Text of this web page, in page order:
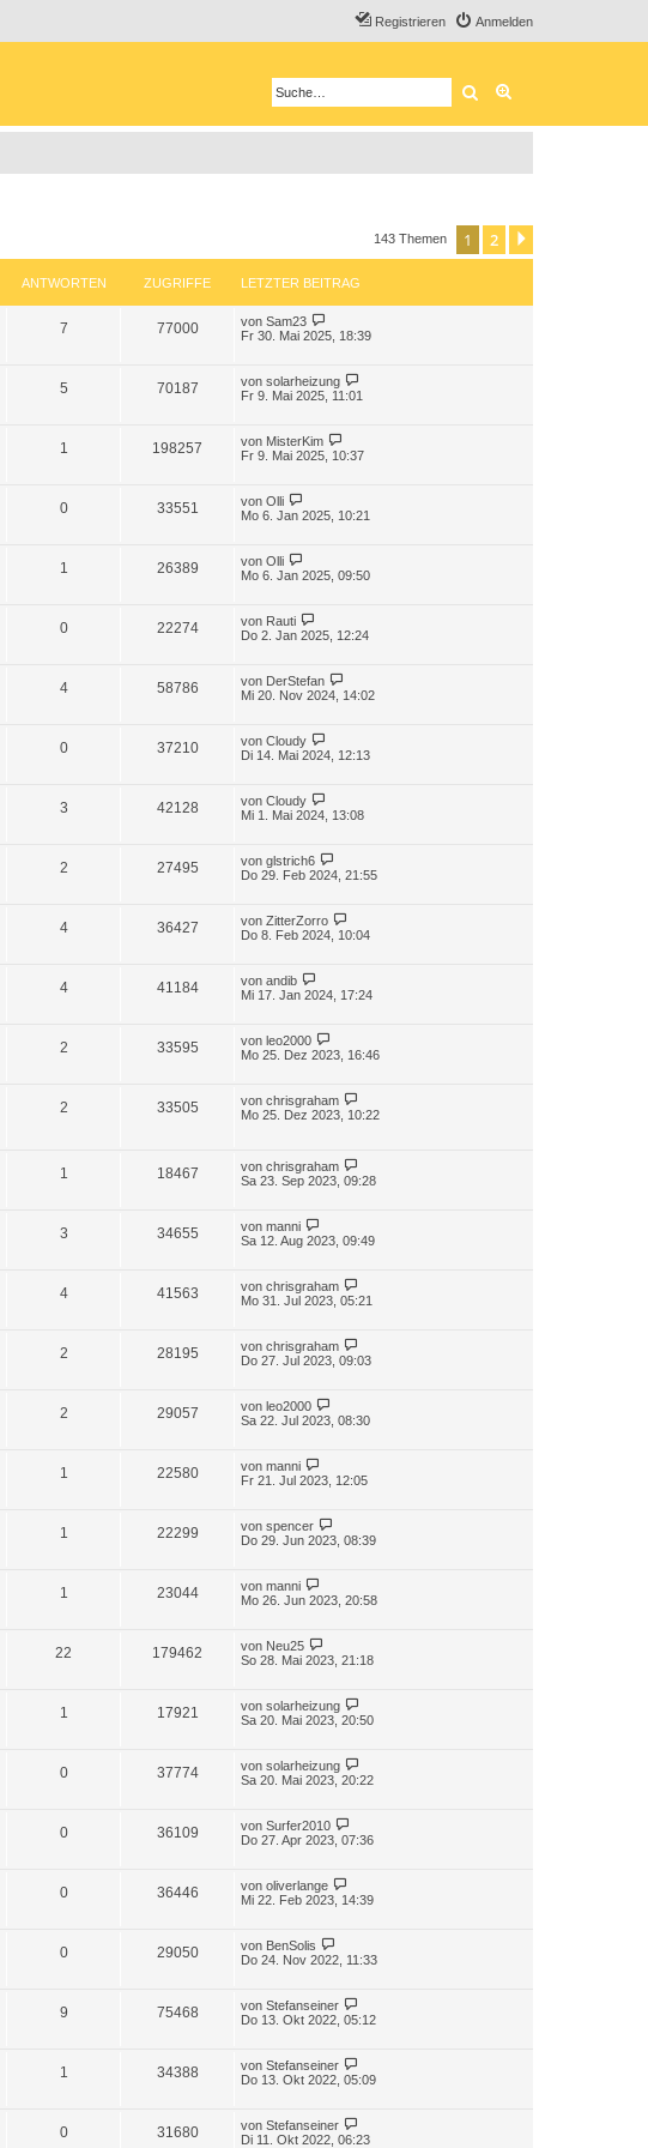
Anmelden
Registrieren
Suche
143 Themen 1 2
ANTWORTEN ZUGRIFFE LETZTER BEITRAG
7 77000 von Sam23
Fr 30. Mai 2025, 18:39
5 70187 von solarheizung
Fr 9. Mai 2025, 11:01
1 198257 von MisterKim
Fr 9. Mai 2025, 10:37
0 33551 von Olli
Mo 6. Jan 2025, 10:21
1 26389 von Olli
Mo 6. Jan 2025, 09:50
0 22274 von Rauti
Do 2. Jan 2025, 12:24
4 58786 von DerStefan
Mi 20. Nov 2024, 14:02
0 37210 von Cloudy
Di 14. Mai 2024, 12:13
3 42128 von Cloudy
Mi 1. Mai 2024, 13:08
2 27495 von glstrich6
Do 29. Feb 2024, 21:55
4 36427 von ZitterZorro
Do 8. Feb 2024, 10:04
4 41184 von andib
Mi 17. Jan 2024, 17:24
2 33595 von leo2000
Mo 25. Dez 2023, 16:46
2 33505 von chrisgraham
Mo 25. Dez 2023, 10:22
1 18467 von chrisgraham
Sa 23. Sep 2023, 09:28
3 34655 von manni
Sa 12. Aug 2023, 09:49
4 41563 von chrisgraham
Mo 31. Jul 2023, 05:21
2 28195 von chrisgraham
Do 27. Jul 2023, 09:03
2 29057 von leo2000
Sa 22. Jul 2023, 08:30
1 22580 von manni
Fr 21. Jul 2023, 12:05
1 22299 von spencer
Do 29. Jun 2023, 08:39
1 23044 von manni
Mo 26. Jun 2023, 20:58
22 179462 von Neu25
So 28. Mai 2023, 21:18
1 17921 von solarheizung
Sa 20. Mai 2023, 20:50
0 37774 von solarheizung
Sa 20. Mai 2023, 20:22
0 36109 von Surfer2010
Do 27. Apr 2023, 07:36
0 36446 von oliverlange
Mi 22. Feb 2023, 14:39
0 29050 von BenSolis
Do 24. Nov 2022, 11:33
9 75468 von Stefanseiner
Do 13. Okt 2022, 05:12
1 34388 von Stefanseiner
Do 13. Okt 2022, 05:09
0 31680 von Stefanseiner
Di 11. Okt 2022, 06:23